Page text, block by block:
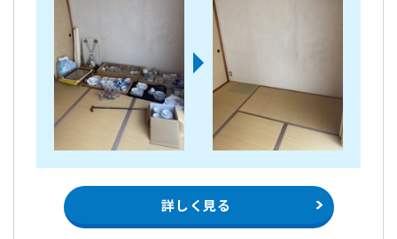
詳しく見る